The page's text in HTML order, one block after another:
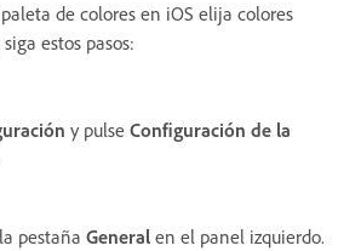
de colores en iOS elija colores
estos pasos:
y pulse Configuración de la
pestaña General en el panel izquierdo.